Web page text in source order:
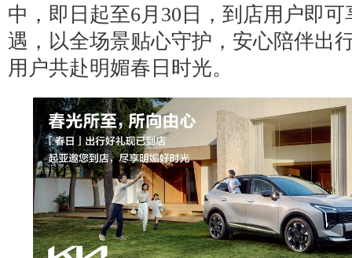
中，即日起至6月30日，到店用户即
遇，以全场景贴心守护，安心陪伴出
用户共赴明媚春日时光。